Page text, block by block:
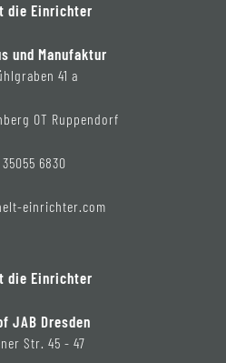
die Einrichter
und Manufaktur
41 a
OT Ruppendorf
6830
einrichter.com
die Einrichter
JAB Dresden
Str. 45 - 47